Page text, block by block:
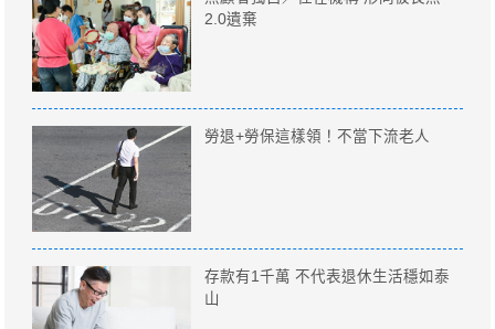
2.0遺棄
勞退+勞保這樣領！不當下流老人
存款有1千萬 不代表退休生活穩如泰
山